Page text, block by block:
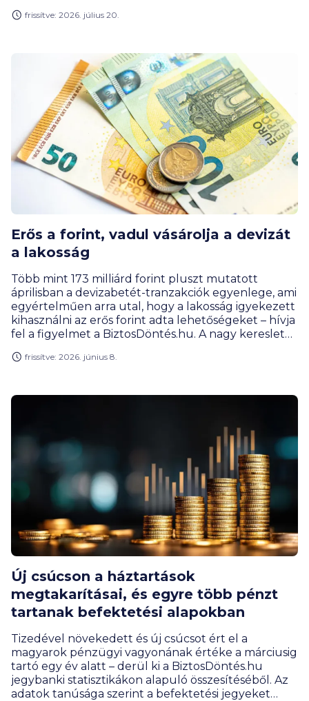
hogy a legnépszerűbb lakossági állampapírok
lakosságnál: közel 12 800 milliárd forintot tartunk a
bankszámláinkon lekötés és így jellemzően kamat
frissítve: 2026. július 20.
Erős a forint, vadul vásárolja a devizát
a lakosság
Több mint 173 milliárd forint pluszt mutatott
áprilisban a devizabetét-tranzakciók egyenlege, ami
egyértelműen arra utal, hogy a lakosság igyekezett
kihasználni az erős forint adta lehetőségeket – hívja
fel a figyelmet a BiztosDöntés.hu. A nagy kereslet
annak ellenére is emelkedni tudott az év negyedik
frissítve: 2026. június 8.
Új csúcson a háztartások
megtakarításai, és egyre több pénzt
tartanak befektetési alapokban
Tizedével növekedett és új csúcsot ért el a
magyarok pénzügyi vagyonának értéke a márciusig
tartó egy év alatt – derül ki a BiztosDöntés.hu
jegybanki statisztikákon alapuló összesítéséből. Az
adatok tanúsága szerint a befektetési jegyeket